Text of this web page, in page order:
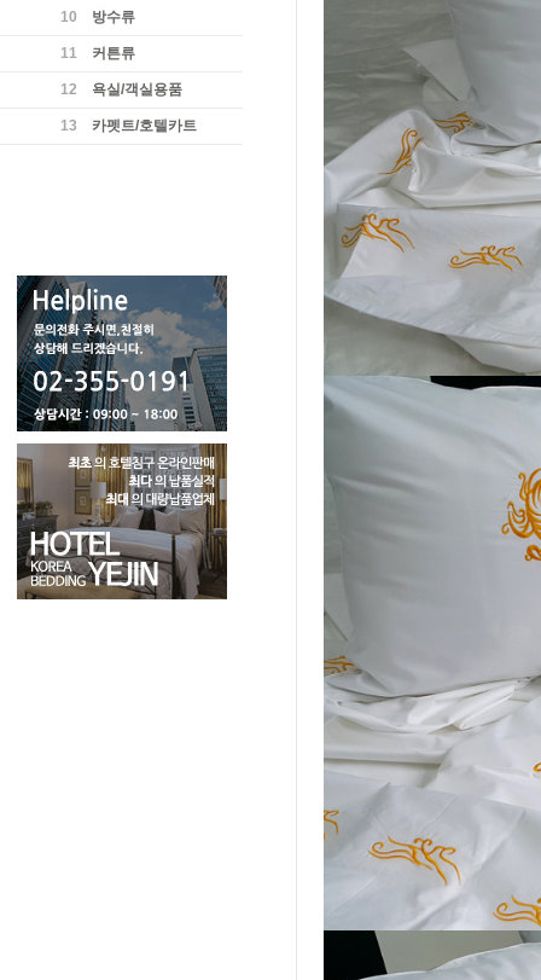
10 방수류
11 커튼류
12 욕실/객실용품
13 카펫트/호텔카트